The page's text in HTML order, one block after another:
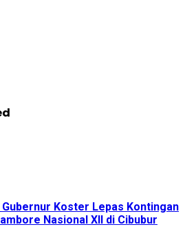
Gubernur Koster Lepas Kontingan
Nasional XII di Cibubur